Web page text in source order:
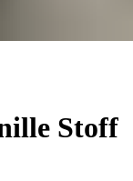
Stoff